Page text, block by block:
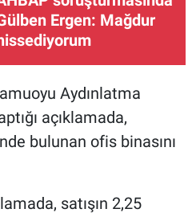
Ergen: Mağdur
Aydınlatma
açıklamada,
bulunan ofis binasını
satışın 2,25